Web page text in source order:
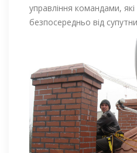
управління командами,
безпосередньо від